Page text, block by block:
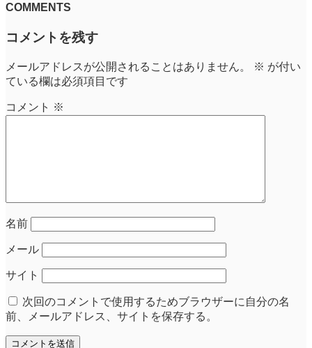
COMMENTS
コメントを残す
メールアドレスが公開されることはありません。 ※ が付い
ている欄は必須項目です
コメント ※
名前
メール
サイト
次回のコメントで使用するためブラウザーに自分の名
前、メールアドレス、サイトを保存する。